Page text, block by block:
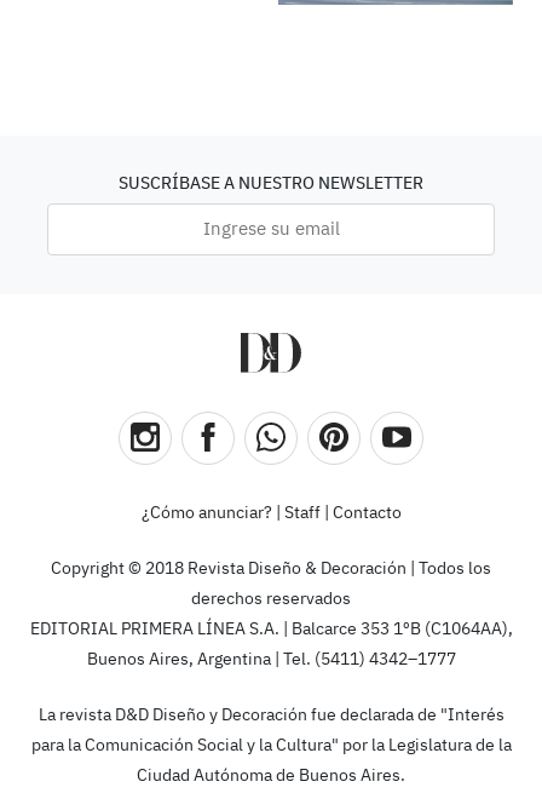
SUSCRÍBASE A NUESTRO NEWSLETTER
¿Cómo anunciar? Staff| Contacto
Copyright © 2018 Revista Diseño & Decoración | Todos los
derechos reservados
EDITORIAL PRIMERA LÍNEA S.A. | Balcarce 353 1ºB (C1064AA),
Buenos Aires, Argentina | Tel. (5411) 4342–1777
La revista D&D Diseño y Decoración fue declarada de "Interés
para la Comunicación Social y la Cultura" por la Legislatura de la
Ciudad Autónoma de Buenos Aires.